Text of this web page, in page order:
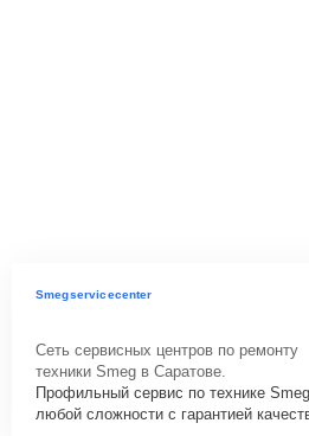
Smegservicecenter
Сеть сервисных центров по ремонту
техники Smeg в Саратове.
Профильный сервис по технике
любой сложности с гарантией